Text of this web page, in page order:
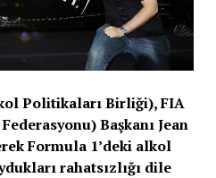
Politikaları Birliği), FIA
Başkanı Jean
Formula 1’deki alkol
rahatsızlığı dile